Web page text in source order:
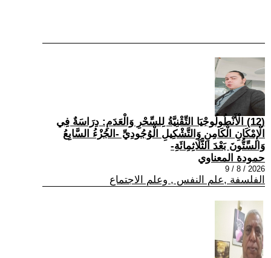
(12) الْأَنْطُولُوجْيَا التِّقْنِيَّةُ لِلسِّحْرِ وَالْعَدَمِ: دِرَاسَةٌ فِي
الْإِمْكَانِ الْكَامِنِ وَالتَّشْكِيلِ الْوُجُودِيِّ -الجُزْءُ السَّابِعُ
وَالسِّتُّونَ بَعْدَ الثَّلَاثِمِائَةِ-
حمودة المعناوي
2026 / 8 / 9
الفلسفة ,علم النفس , وعلم الاجتماع